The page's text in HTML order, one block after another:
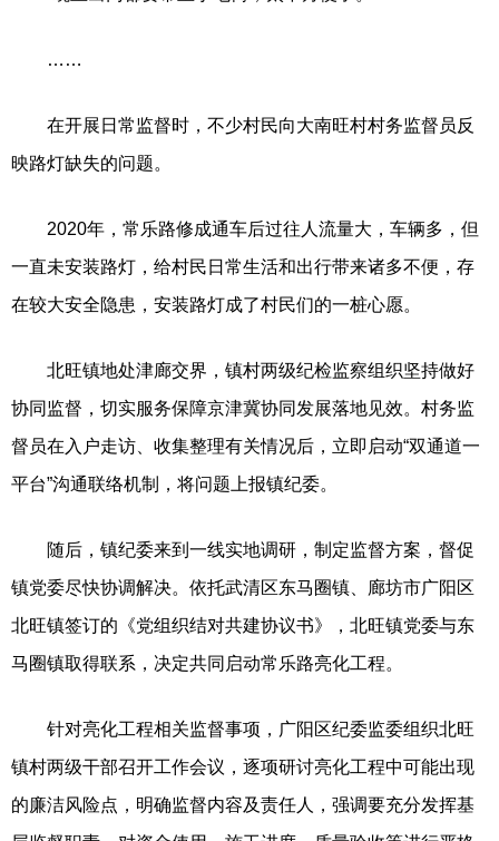
……
在开展日常监督时，不少村民向大南旺村村务监督员反
映路灯缺失的问题。
2020年，常乐路修成通车后过往人流量大，车辆多，但
一直未安装路灯，给村民日常生活和出行带来诸多不便，存
在较大安全隐患，安装路灯成了村民们的一桩心愿。
北旺镇地处津廊交界，镇村两级纪检监察组织坚持做好
协同监督，切实服务保障京津冀协同发展落地见效。村务监
督员在入户走访、收集整理有关情况后，立即启动“双通道一
平台”沟通联络机制，将问题上报镇纪委。
随后，镇纪委来到一线实地调研，制定监督方案，督促
镇党委尽快协调解决。依托武清区东马圈镇、廊坊市广阳区
北旺镇签订的《党组织结对共建协议书》，北旺镇党委与东
马圈镇取得联系，决定共同启动常乐路亮化工程。
针对亮化工程相关监督事项，广阳区纪委监委组织北旺
镇村两级干部召开工作会议，逐项研讨亮化工程中可能出现
的廉洁风险点，明确监督内容及责任人，强调要充分发挥基